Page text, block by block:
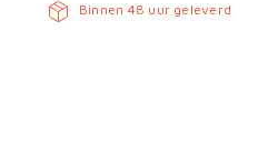
Binnen 48 uur geleverd